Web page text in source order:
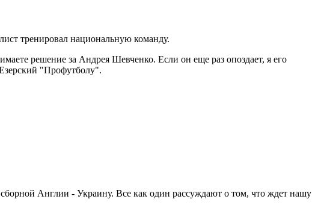
тренировал национальную команду.
решение за Андрея Шевченко. Если он еще раз опоздает, я его
"Профутболу".
Англии - Украину. Все как один рассуждают о том, что ждет нашу